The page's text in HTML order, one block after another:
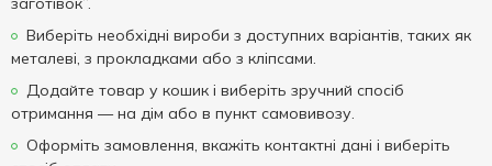
Виберіть необхідні вироби з доступних варіантів, таких як
металеві, з прокладками або з кліпсами.
Додайте товар у кошик і виберіть зручний спосіб
отримання — на дім або в пункт самовивозу.
Оформіть замовлення, вкажіть контактні дані і виберіть